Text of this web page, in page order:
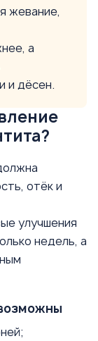
жевание,
а
и дёсен.
отёк и
улучшения
недель, а